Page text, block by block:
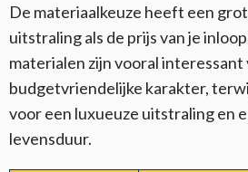
De materiaalkeuze heeft een
uitstraling als de prijs van je
materialen zijn vooral interessant
budgetvriendelijke karakter,
voor een luxueuze uitstraling en
levensduur.